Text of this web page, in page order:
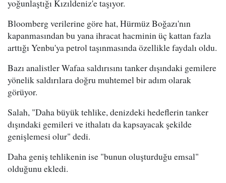
yoğunlaştığı Kızıldeniz'e taşıyor.
Bloomberg verilerine göre hat, Hürmüz Boğazı'nın
kapanmasından bu yana ihracat hacminin üç kattan fazla
arttığı Yenbu'ya petrol taşınmasında özellikle faydalı oldu.
Bazı analistler Wafaa saldırısını tanker dışındaki gemilere
yönelik saldırılara doğru muhtemel bir adım olarak
görüyor.
Salah, "Daha büyük tehlike, denizdeki hedeflerin tanker
dışındaki gemileri ve ithalatı da kapsayacak şekilde
genişlemesi olur" dedi.
Daha geniş tehlikenin ise "bunun oluşturduğu emsal"
olduğunu ekledi.